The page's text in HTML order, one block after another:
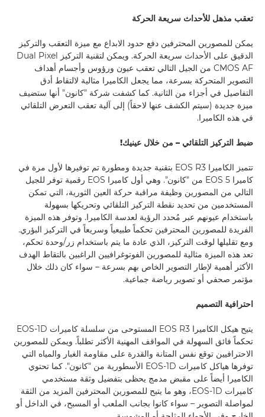
تعقب مذهل للأحداث سريعة الحركة
يمكن للمصورين المحترفين دفع حدود الابداع مع ميزة التعقب والتركيز
الدقيق على الأحداث سريعة الحركة. ويمكن لتقنية التركيز Dual Pixel
CMOS AF من الجيل التالي تعقب عيون ورؤوس وأجسام أهداف
التصوير المتحركة بسرعة، مما يجعل الكاميرا مثالية لالتقاط أدق
التفاصيل في أجزاء من الثانية. كما كشفت شركة "كانون" أنها ستضيف
ميزة جديدة (سيتم الكشف عنها لاحقاً) إلى آلية تعقب التعرض التلقائي
في هذه الكاميرا.
ضبط التركيز التلقائي – من خلال عينيك!
تتميز الكاميرا EOS R3 بتقنية جديدة ومطورة تم توفيرها لأول مرة في
كاميرا EOS 5 من "كانون". وهي أول كاميرا EOS رقمية توفر للجيل
التالي من المصورين وظيفة مراقبة حركة العين الثورية، التي تمكن
المستخدمين من تحديد نقطة التركيز التلقائي وتحريكها بسهولة
باستخدام عيونهم عبر مُحدد الرؤية لعدسة الكاميرا. وتوفر هذه الميزة
الفريدة للمصورين المحترفين تحكماً طبيعياً وسريعاً في التركيز البؤري.
ومع تقليلها لوقت التركيز، الذي عادة ما يتم باستخدام زر/وحدة تحكم،
تعد هذه الميزة مثالية للمصورين الفوتوغرافيين الراغبين بالتقاط الهدف
الأكثر أهمية لإطار التصوير الخاص بهم بسرعة – سواء كان ذلك خلال
مؤتمر صحفي أو تصوير رياضة جماعية.
احترافية التصميم
يتيح هيكل الكاميرا EOS R3 المستوحى من سلسلة كاميرات EOS-1D
تحكماً فائق السهولة في المواقف المهنية الأكثر تطلباً. ويمكن للمصورين
الاحترافيين توقع نفس المتانة والقدرة على مقاومة الغبار والمياه التي
توفرها هياكل كاميرات EOS-1D الأسطورية من "كانون". كما تحتوي
الكاميرا أيضاً على مقبض مدمج يحظى بتفضيل وثقة مستخدمي
كاميرات EOS-1D، وهو ما يتيح للمصورين المحترفين المزيد من الثقة
لمواصلة التصوير – سواء كانوا بجانب الملعب أو المسبح، في الداخل أو